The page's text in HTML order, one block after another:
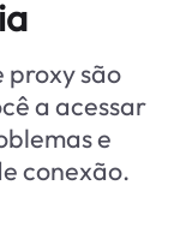
proxy são
a acessar
e
conexão.